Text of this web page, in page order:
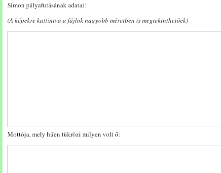
Simon pályafutásának adatai:
(A képekre kattintva a fájlok nagyobb méretben is megtekinthetőek)
Mottója, mely hűen tükrözi milyen volt ő: